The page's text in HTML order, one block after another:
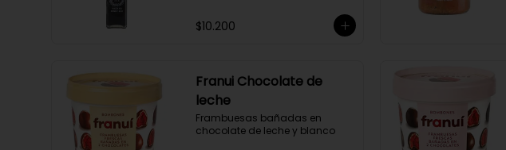
$10.200
Franui Chocolate de
leche
Frambuesas bañadas en
chocolate de leche y blanco